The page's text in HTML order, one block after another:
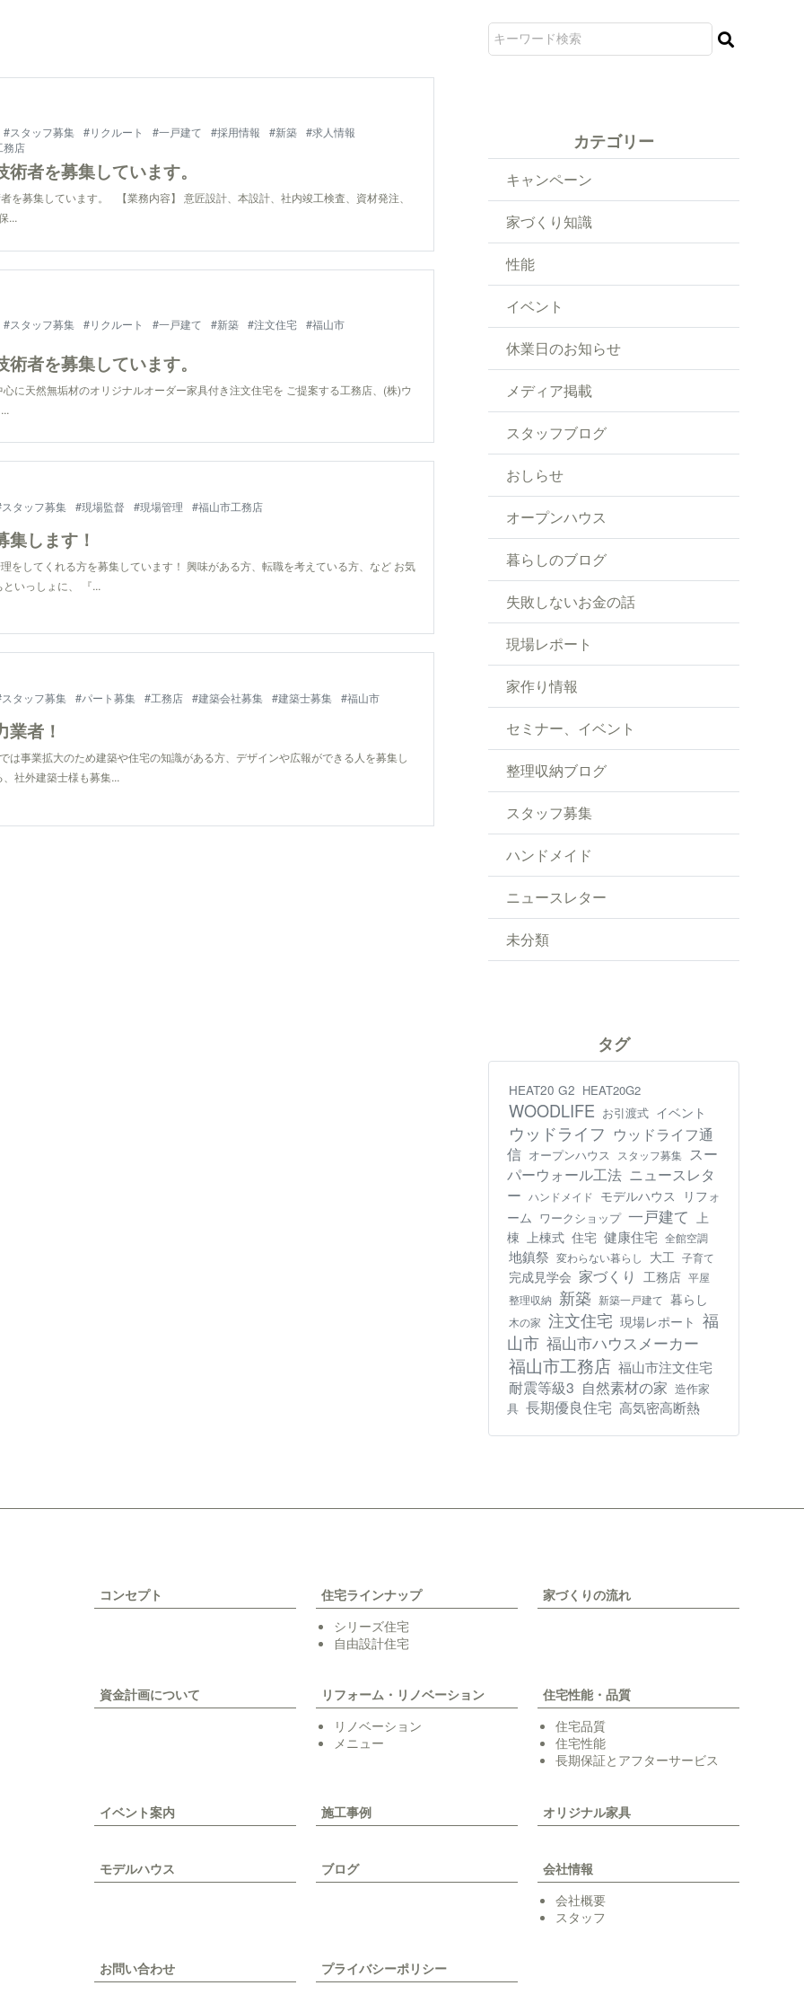
#スタッフ募集 #リクルート #一戸建て #採用情報 #新築 #求人情報
務店
者を募集しています。
を募集しています。 【業務内容】 意匠設計、本設計、社内竣工検査、資材発注、
...
#スタッフ募集 #リクルート #一戸建て #新築 #注文住宅 #福山市
者を募集しています。
に天然無垢材のオリジナルオーダー家具付き注文住宅を ご提案する工務店、(株)ウ
タッフ募集 #現場監督 #現場管理 #福山市工務店
します！
をしてくれる方を募集しています！ 興味がある方、転職を考えている方、など お気
いっしょに、 『...
タッフ募集 #パート募集 #工務店 #建築会社募集 #建築士募集 #福山市
者！
は事業拡大のため建築や住宅の知識がある方、デザインや広報ができる人を募集し
社外建築士様も募集...
カテゴリー
キャンペーン
家づくり知識
性能
イベント
休業日のお知らせ
メディア掲載
スタッフブログ
おしらせ
オープンハウス
暮らしのブログ
失敗しないお金の話
現場レポート
家作り情報
セミナー、イベント
整理収納ブログ
スタッフ募集
ハンドメイド
ニュースレター
未分類
タグ
HEAT20 G2 HEAT20G2
WOODLIFE お引渡式 イベント
ウッドライフ ウッドライフ通
信 オープンハウス スタッフ募集 スー
パーウォール工法 ニュースレタ
ー ハンドメイド モデルハウス
リフォ
ーム ワークショップ 一戸建て 上
棟 上棟式 住宅 健康住宅 全館空調
地鎮祭 変わらない暮らし 大工 子育て
完成見学会 家づくり 工務店 平屋
整理収納 新築 新築一戸建て 暮らし
木の家 注文住宅 現場レポート 福
山市 福山市ハウスメーカー
福山市工務店 福山市注文住宅
耐震等級3 自然素材の家 造作家
具 長期優良住宅 高気密高断熱
コンセプト
住宅ラインナップ
シリーズ住宅
自由設計住宅
家づくりの流れ
資金計画について
リフォーム・リノベーション
リノベーション
メニュー
住宅性能・品質
住宅品質
住宅性能
長期保証とアフターサービス
イベント案内 施工事例 オリジナル家具
モデルハウス ブログ
会社情報
会社概要
スタッフ
お問い合わせ プライバシーポリシー